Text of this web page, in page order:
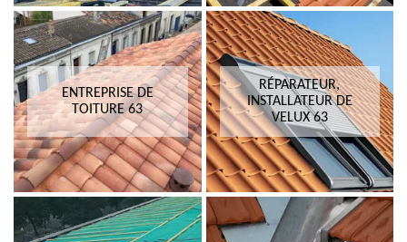
ENTREPRISE DE
TOITURE 63
RÉPARATEUR,
INSTALLATEUR DE
VELUX 63